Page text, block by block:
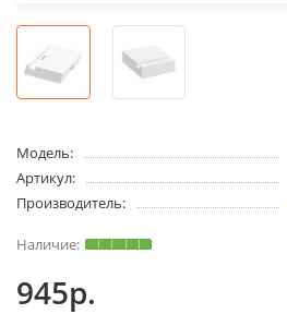
Модель:
Артикул:
Производитель:
945р.